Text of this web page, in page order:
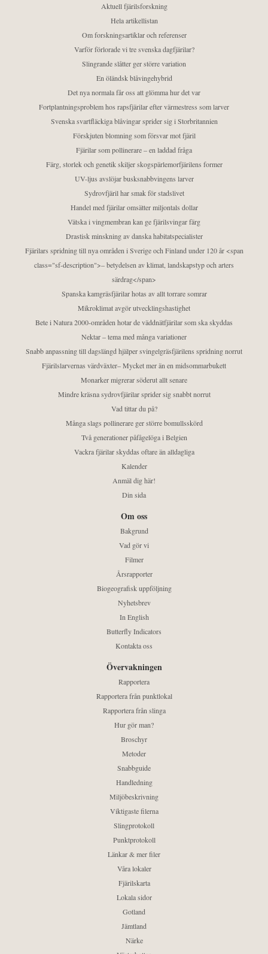
Aktuell fjärilsforskning
Hela artikellistan
Om forskningsartiklar och referenser
Varför förlorade vi tre svenska dagfjärilar?
Slingrande slåtter ger större variation
En öländsk blåvingehybrid
Det nya normala får oss att glömma hur det var
Fortplantningsproblem hos rapsfjärilar efter värmestress som larver
Svenska svartfläckiga blåvingar sprider sig i Storbritannien
Förskjuten blomning som försvar mot fjäril
Fjärilar som pollinerare – en laddad fråga
Färg, storlek och genetik skiljer skogspärlemorfjärilens former
UV-ljus avslöjar busksnabbvingens larver
Sydrovfjäril har smak för stadslivet
Handel med fjärilar omsätter miljontals dollar
Vätska i vingmembran kan ge fjärilsvingar färg
Drastisk minskning av danska habitatspecialister
Fjärilars spridning till nya områden i Sverige och Finland under 120 år <span
class="sf-description">– betydelsen av klimat, landskapstyp och arters
särdrag</span>
Spanska kamgräsfjärilar hotas av allt torrare somrar
Mikroklimat avgör utvecklingshastighet
Bete i Natura 2000-områden hotar de väddnätfjärilar som ska skyddas
Nektar – tema med många variationer
Snabb anpassning till dagslängd hjälper svingelgräsfjärilens spridning norrut
Fjärilslarvernas värdväxter– Mycket mer än en midsommarbukett
Monarker migrerar söderut allt senare
Mindre kräsna sydrovfjärilar sprider sig snabbt norrut
Vad tittar du på?
Många slags pollinerare ger större bomullsskörd
Två generationer påfågelöga i Belgien
Vackra fjärilar skyddas oftare än alldagliga
Kalender
Anmäl dig här!
Din sida
Om oss
Bakgrund
Vad gör vi
Filmer
Årsrapporter
Biogeografisk uppföljning
Nyhetsbrev
In English
Butterfly Indicators
Kontakta oss
Övervakningen
Rapportera
Rapportera från punktlokal
Rapportera från slinga
Hur gör man?
Broschyr
Metoder
Snabbguide
Handledning
Miljöbeskrivning
Viktigaste filerna
Slingprotokoll
Punktprotokoll
Länkar & mer filer
Våra lokaler
Fjärilskarta
Lokala sidor
Gotland
Jämtland
Närke